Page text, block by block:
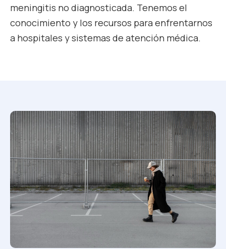
meningitis no diagnosticada. Tenemos el
conocimiento y los recursos para enfrentarnos
a hospitales y sistemas de atención médica.